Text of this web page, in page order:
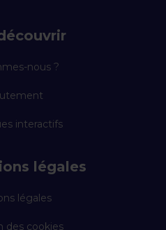
nous ?
interactifs
légales
légales
des cookies